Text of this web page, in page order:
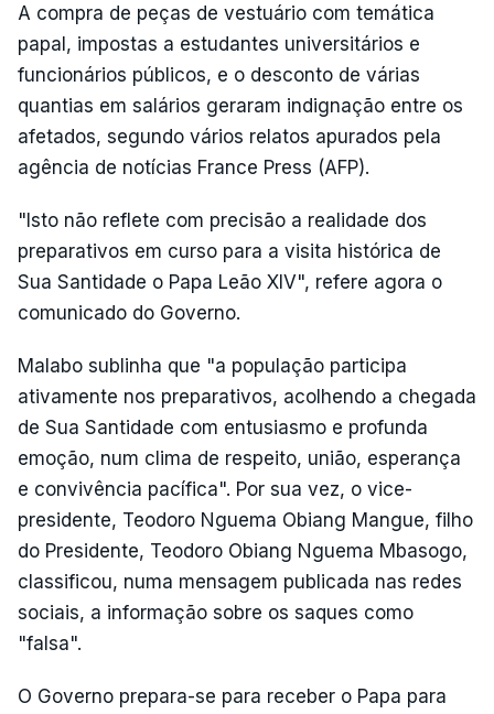
A compra de peças de vestuário com temática
papal, impostas a estudantes universitários e
funcionários públicos, e o desconto de várias
quantias em salários geraram indignação entre os
afetados, segundo vários relatos apurados pela
agência de notícias France Press (AFP).
"Isto não reflete com precisão a realidade dos
preparativos em curso para a visita histórica de
Sua Santidade o Papa Leão XIV", refere agora o
comunicado do Governo.
Malabo sublinha que "a população participa
ativamente nos preparativos, acolhendo a chegada
de Sua Santidade com entusiasmo e profunda
emoção, num clima de respeito, união, esperança
e convivência pacífica". Por sua vez, o vice-
presidente, Teodoro Nguema Obiang Mangue, filho
do Presidente, Teodoro Obiang Nguema Mbasogo,
classificou, numa mensagem publicada nas redes
sociais, a informação sobre os saques como
"falsa".
O Governo prepara-se para receber o Papa para